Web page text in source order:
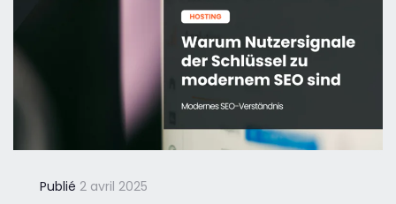
Publié 2 avril 2025